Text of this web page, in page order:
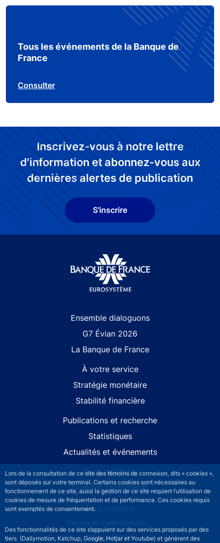
Lors de la consultation de ce site des témoins de connexion, dits « cookies »,
sont déposés sur votre terminal. Certains cookies sont nécessaires au
fonctionnement de ce site, aussi la gestion de ce site requiert l’utilisation de
cookies de mesure de fréquentation et de performance. Ces cookies requis
sont exemptés de consentement.
Des fonctionnalités de ce site s’appuient sur des services proposés par des
tiers (Dailymotion, Katchup, Google, Hotjar et Youtube) et génèrent des
Tous les événements de la Banque de
France
Consulter
Inscrivez-vous à notre lettre
d'information et abonnez-vous aux
dernières alertes de publication
S'inscrire
Ensemble dialoguons
G7 Évian 2026
La Banque de France
À votre service
Stratégie monétaire
Stabilité financière
Publications et recherche
Statistiques
Actualités et événements
Nous rejoindre
Comités consultatifs
Footer secondary menuNous contacter
Sourds et malentendants
Espace presse